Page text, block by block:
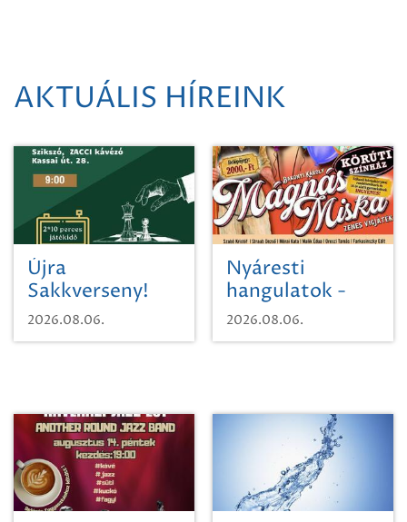
AKTUÁLIS HÍREINK
Újra
Sakkverseny!
2026.08.06.
Nyáresti
hangulatok -
Mágnás Miska
2026.08.06.